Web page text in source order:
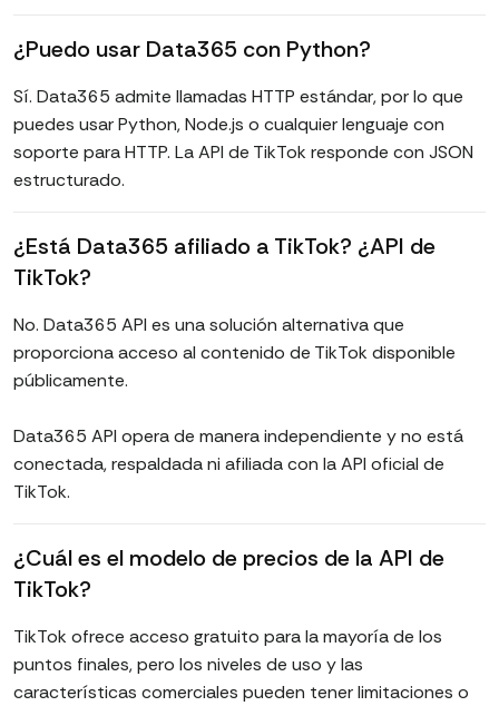
¿Puedo usar Data365 con Python?
Sí. Data365 admite llamadas HTTP estándar, por lo que
puedes usar Python, Node.js o cualquier lenguaje con
soporte para HTTP. La API de TikTok responde con JSON
estructurado.
¿Está Data365 afiliado a TikTok? ¿API de
TikTok?
No. Data365 API es una solución alternativa que
proporciona acceso al contenido de TikTok disponible
públicamente.
Data365 API opera de manera independiente y no está
conectada, respaldada ni afiliada con la API oficial de
TikTok.
¿Cuál es el modelo de precios de la API de
TikTok?
TikTok ofrece acceso gratuito para la mayoría de los
puntos finales, pero los niveles de uso y las
características comerciales pueden tener limitaciones o